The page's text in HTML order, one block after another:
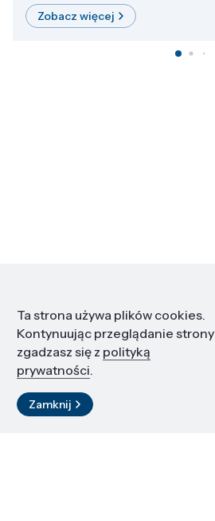
Zobacz więcej
Informacje
Edukacja i kariera
Zasoby i materiały
Kontakt
Ta strona używa plików cookies.
Kontynuując przeglądanie strony
zgadzasz się z polityką
prywatności.
Zamknij